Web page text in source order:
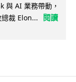
與 AI 業務帶動，
裁 Elon...
閱讀